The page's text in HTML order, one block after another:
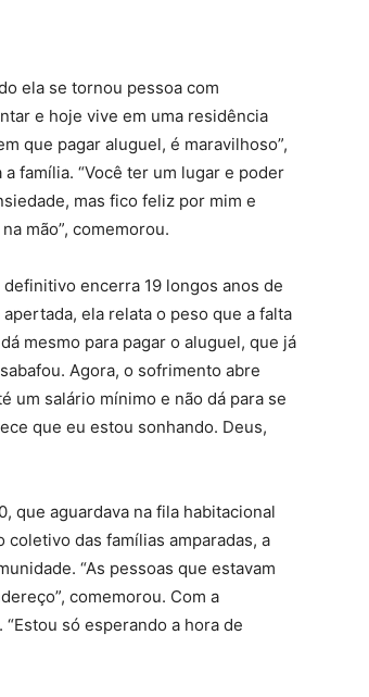
ela se tornou pessoa com
e hoje vive em uma residência
que pagar aluguel, é maravilhoso”,
família. “Você ter um lugar e poder
mas fico feliz por mim e
mão”, comemorou.
encerra 19 longos anos de
ela relata o peso que a falta
mesmo para pagar o aluguel, que já
Agora, o sofrimento abre
um salário mínimo e não dá para se
que eu estou sonhando. Deus,
que aguardava na fila habitacional
das famílias amparadas, a
“As pessoas que estavam
comemorou. Com a
só esperando a hora de